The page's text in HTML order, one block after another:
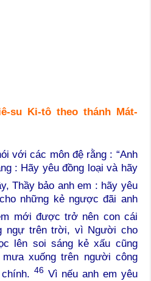
su Ki-tô theo thánh Mát-
với các môn đệ rằng : “Anh
: Hãy yêu đồng loại và hãy
Thầy bảo anh em : hãy yêu
những kẻ ngược đãi anh
mới được trở nên con cái
ngự trên trời, vì Người cho
lên soi sáng kẻ xấu cũng
xuống trên người công
46Vì nếu anh em yêu